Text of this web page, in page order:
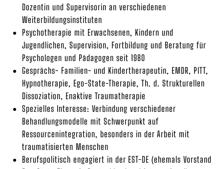
Dozentin und Supervisorin an verschiedenen
Weiterbildungsinstituten
Psychotherapie mit Erwachsenen, Kindern und
Jugendlichen, Supervision, Fortbildung und Beratung für
Psychologen und Pädagogen seit 1980
Gesprächs- Familien- und Kindertherapeutin, EMDR, PITT,
Hypnotherapie, Ego-State-Therapie, Th. d. Strukturellen
Dissoziation, Enaktive Traumatherapie
Spezielles Interesse: Verbindung verschiedener
Behandlungsmodelle mit Schwerpunkt auf
Ressourcenintegration, besonders in der Arbeit mit
traumatisierten Menschen
Berufspolitisch engagiert in der EST-DE (ehemals Vorstand